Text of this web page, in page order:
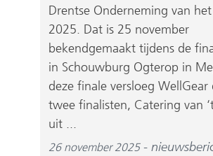
Drentse Onderneming van het
2025. Dat is 25 november
bekendgemaakt tijdens de
in Schouwburg Ogterop in
deze finale versloeg WellGear
twee finalisten, Catering van
uit ...
26 november 2025